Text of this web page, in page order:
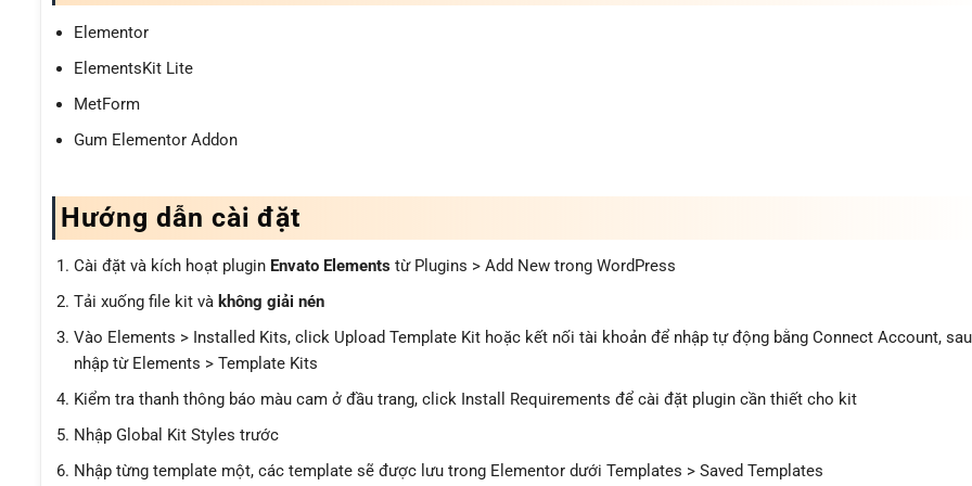
Elementor
ElementsKit Lite
MetForm
Gum Elementor Addon
Hướng dẫn cài đặt
Cài đặt và kích hoạt plugin Envato Elementstừ Plugins > Add New trong WordPress
Tải xuống file kit và không giải nén
Vào Elements > Installed Kits, click Upload Template Kit hoặc kết nối tài khoản để nhập tự động bằng Connect Account,
nhập từ Elements > Template Kits
Kiểm tra thanh thông báo màu cam ở đầu trang, click Install Requirements để cài đặt plugin cần thiết cho kit
Nhập Global Kit Styles trước
Nhập từng template một, các template sẽ được lưu trong Elementor dưới Templates > Saved Templates